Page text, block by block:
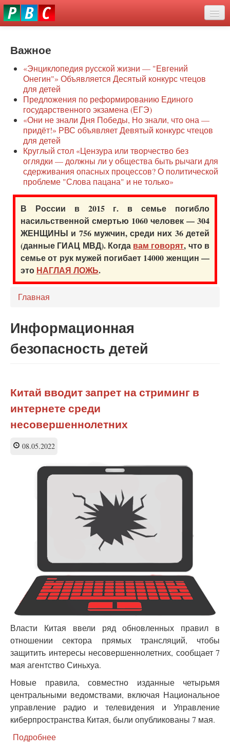
Перейти
к
О нас
Защита семей
Образование
Наше сопротивление
Регионы
Видео
Важное
«Энциклопедия русской жизни — "Евгений
Онегин"» Объявляется Десятый конкурс чтецов
для детей
Предложения по реформированию Единого
государственного экзамена (ЕГЭ)
«Они не знали Дня Победы, Но знали, что она —
придёт!» РВС объявляет Девятый конкурс чтецов
для детей
Круглый стол «Цензура или творчество без
оглядки — должны ли у общества быть рычаги для
сдерживания опасных процессов? О политической
проблеме "Слова пацана" и не только»
В России в 2015 г. в семье погибло
насильственной смертью 1060 человек — 304
ЖЕНЩИНЫ и 756 мужчин, среди них 36 детей
(данные ГИАЦ МВД). Когда вам говорят, что в
семье от рук мужей погибает 14000 женщин —
это НАГЛАЯ ЛОЖЬ.
Главная
Информационная
безопасность детей
Китай вводит запрет на стриминг в
интернете среди
несовершеннолетних
08.05.2022
Власти Китая ввели ряд обновленных правил в
отношении сектора прямых трансляций, чтобы
защитить интересы несовершеннолетних, сообщает 7
мая агентство Синьхуа.
Новые правила, совместно изданные четырьмя
центральными ведомствами, включая Национальное
управление радио и телевидения и Управление
киберпространства Китая, были опубликованы 7 мая.
Подробнее